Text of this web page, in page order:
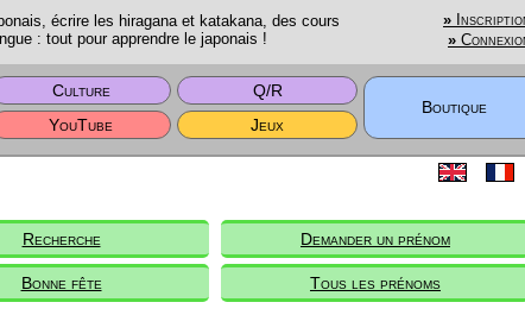
écrire les hiragana et katakana, des cours
: tout pour apprendre le japonais !
»
»
Culture
Q/R
Boutique
YouTube Jeux
Recherche Demander un prénom
Bonne fête Tous les prénoms